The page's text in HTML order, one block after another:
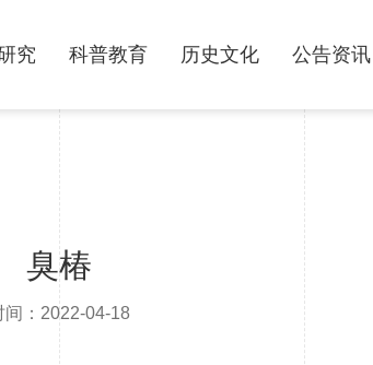
究 科普教育 历史文化 公告资讯
臭椿
间：2022-04-18